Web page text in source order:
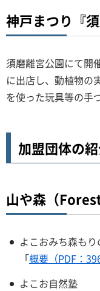
神戸まつり『
須磨離宮公園にて開
に出店し、動植物の
を使った玩具等の手
加盟団体の
山や森（Forest
よこおみち森もり
「概要（PDF：
よこお自然塾